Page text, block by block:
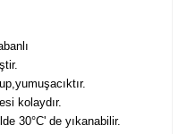
kolaydır.
30°C' de yıkanabilir.